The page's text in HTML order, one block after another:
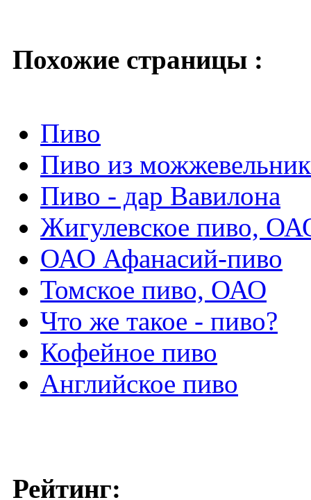
Похожие страницы :
Пиво
Пиво из
Пиво - дар Вавилона
Жигулевское пиво,
ОАО Афанасий-пиво
Томское пиво, ОАО
Что же такое - пиво?
Кофейное пиво
Английское пиво
Рейтинг: